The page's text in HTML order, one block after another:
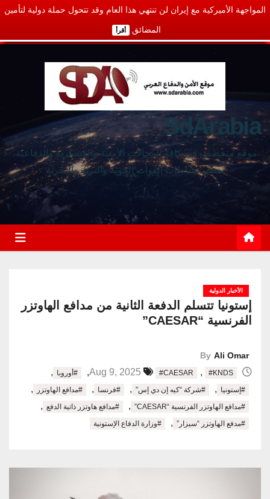
المواجهة الأميركية مع إيران لن تنتهي هذا العام وقد تتحول حملة دولية لتأمين
المضائق أقرأ
SdArabia
موقع متخصص في كافة المجالات الأمنية والعسكرية والدفاعية،
يغطي نشاطات القوات الجوية والبرية والبحرية
الأخبار الدولية
إستونيا تتسلم الدفعة الثانية من مدافع الهاوتزر
الفرنسية “CAESAR”
By Ali Omar
#CAESAR , #KNDS
, #أوروبا ,
#إستونيا , #شركة “كيه إن دي إس” , #فرنسا , #مدافع الهاوتزر ,
#مدافع الهاوتزر الفرنسية “CAESAR” , #مدافع هاوتزر ذاتية الدفع ,
#مدفع الهاوتزر “سيزار” , #وزارة الدفاع الإستونية